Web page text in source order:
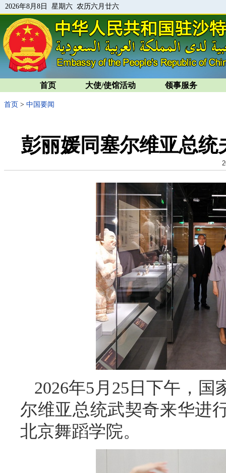
2026年8月8日 星期六 农历六月廿六
首页 大使/使馆活动 领事服务
首页 > 中国要闻
彭丽媛同塞尔维亚总
2026年5月25日下午，
尔维亚总统武契奇来华进
北京舞蹈学院。